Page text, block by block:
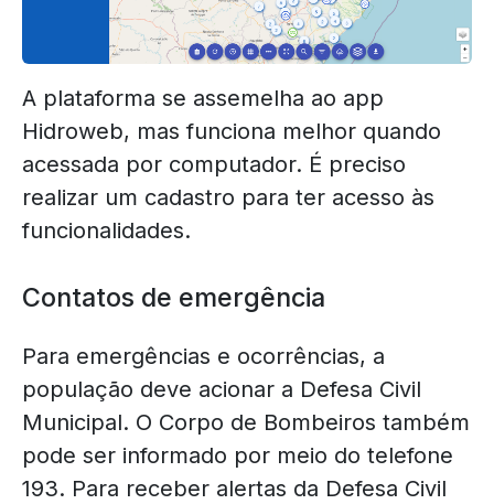
A plataforma se assemelha ao app
Hidroweb, mas funciona melhor quando
acessada por computador. É preciso
realizar um cadastro para ter acesso às
funcionalidades.
Contatos de emergência
Para emergências e ocorrências, a
população deve acionar a Defesa Civil
Municipal. O Corpo de Bombeiros também
pode ser informado por meio do telefone
193. Para receber alertas da Defesa Civil